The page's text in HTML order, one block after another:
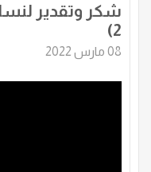
شكر وتقدير
2)
08 مارس 2022